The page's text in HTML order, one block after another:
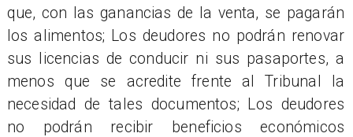
que, con las ganancias de la venta, se pagarán
los alimentos; Los deudores no podrán renovar
sus licencias de conducir ni sus pasaportes, a
menos que se acredite frente al Tribunal la
necesidad de tales documentos; Los deudores
no podrán recibir beneficios económicos